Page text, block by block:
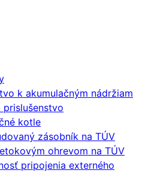
k akumulačným nádržiam
kotle
zásobník na TÚV
ohrevom na TÚV
pripojenia externého